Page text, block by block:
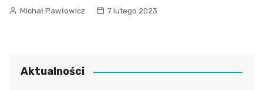
Michał Pawłowicz 7 lutego 2023
Aktualności